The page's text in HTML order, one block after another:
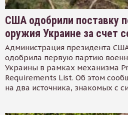
США одобрили поставку
оружия Украине за счет
Администрация президента
одобрила первую партию
Украины в рамках механизма
Requirements List. Об этом
на два источника, знакомых с